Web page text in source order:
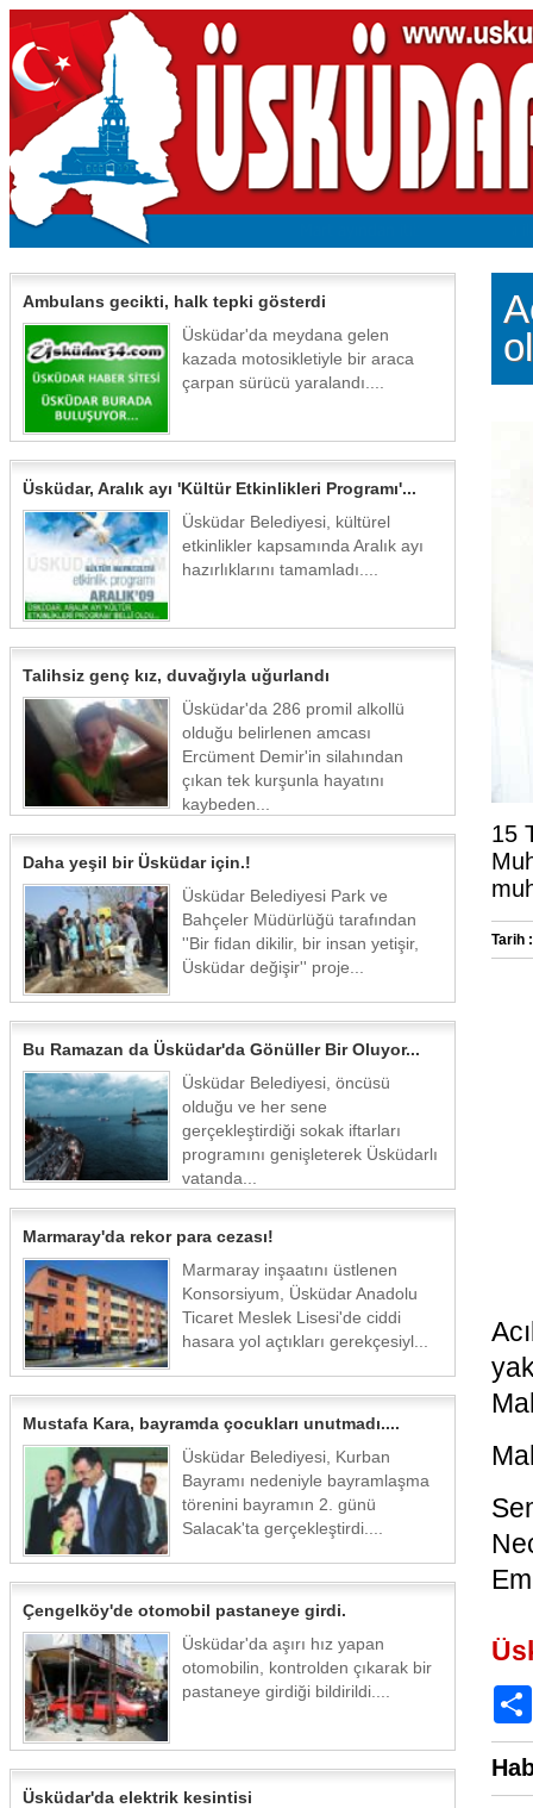
Ambulans gecikti, halk tepki gösterdi
Üsküdar'da meydana gelen
kazada motosikletiyle bir araca
çarpan sürücü yaralandı....
Üsküdar, Aralık ayı 'Kültür Etkinlikleri Programı'...
Üsküdar Belediyesi, kültürel
etkinlikler kapsamında Aralık ayı
hazırlıklarını tamamladı....
Talihsiz genç kız, duvağıyla uğurlandı
Üsküdar'da 286 promil alkollü
olduğu belirlenen amcası
Ercüment Demir'in silahından
çıkan tek kurşunla hayatını
kaybeden...
Daha yeşil bir Üsküdar için.!
Üsküdar Belediyesi Park ve
Bahçeler Müdürlüğü tarafından
''Bir fidan dikilir, bir insan yetişir,
Üsküdar değişir'' proje...
Bu Ramazan da Üsküdar'da Gönüller Bir Oluyor...
Üsküdar Belediyesi, öncüsü
olduğu ve her sene
gerçekleştirdiği sokak iftarları
programını genişleterek Üsküdarlı
vatanda...
Marmaray'da rekor para cezası!
Marmaray inşaatını üstlenen
Konsorsiyum, Üsküdar Anadolu
Ticaret Meslek Lisesi'de ciddi
hasara yol açtıkları gerekçesiyl...
Mustafa Kara, bayramda çocukları unutmadı....
Üsküdar Belediyesi, Kurban
Bayramı nedeniyle bayramlaşma
törenini bayramın 2. günü
Salacak'ta gerçekleştirdi....
Çengelköy'de otomobil pastaneye girdi.
Üsküdar'da aşırı hız yapan
otomobilin, kontrolden çıkarak bir
pastaneye girdiği bildirildi....
Üsküdar'da elektrik kesintisi
15
Tarih :